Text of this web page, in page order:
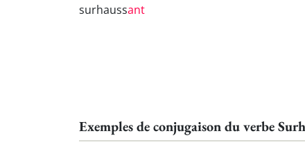
surhaussant
Exemples de conjugaison du verbe